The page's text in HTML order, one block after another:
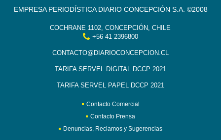
EMPRESA PERIODÍSTICA DIARIO CONCEPCIÓN S.A. ©2008
COCHRANE 1102, CONCEPCIÓN, CHILE
+56 41 2396800
CONTACTO@DIARIOCONCEPCION.CL
TARIFA SERVEL DIGITAL DCCP 2021
TARIFA SERVEL PAPEL DCCP 2021
Contacto Comercial
Contacto Prensa
Denuncias, Reclamos y Sugerencias